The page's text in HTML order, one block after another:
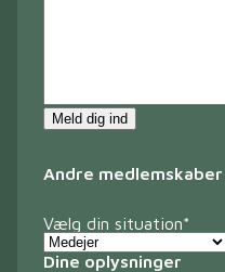
Meld dig ind
Andre medlemskaber
Vælg din situation*
Dine oplysninger